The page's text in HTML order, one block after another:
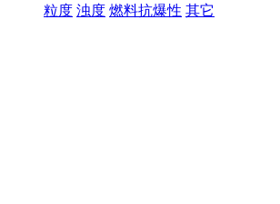
粒度 浊度 燃料抗爆性 其它